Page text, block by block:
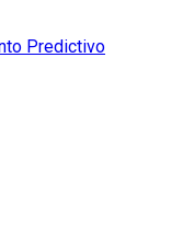
Predictivo